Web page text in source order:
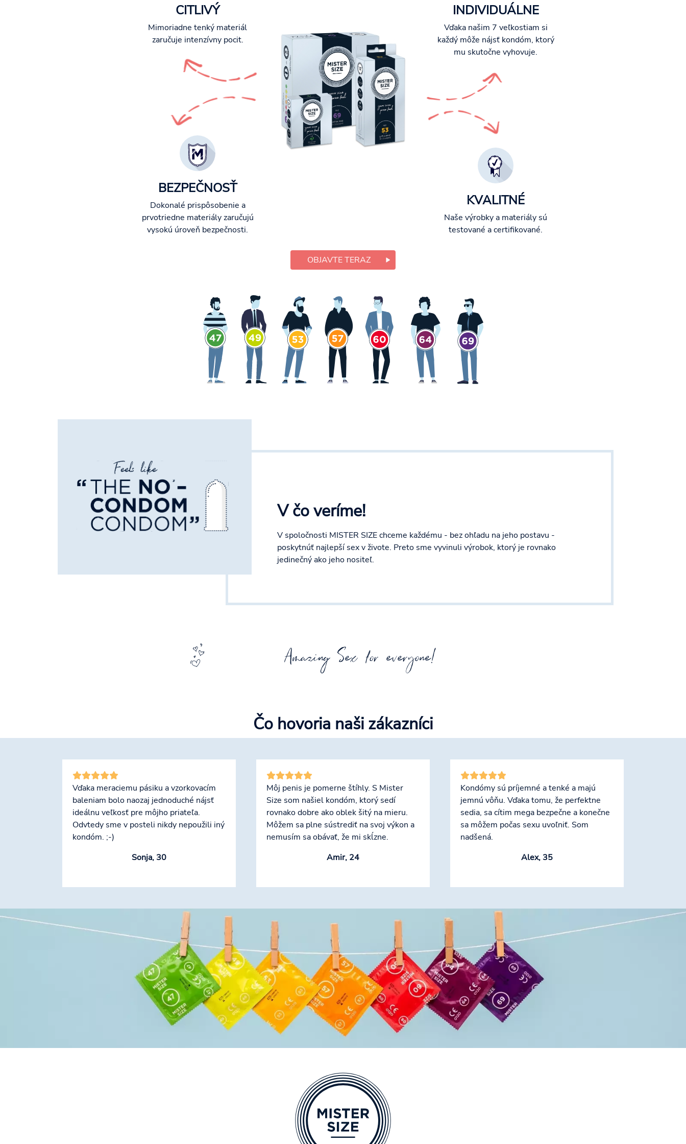
CITLIVÝ
Mimoriadne tenký materiál
zaručuje intenzívny pocit.
BEZPEČNOSŤ
Dokonalé prispôsobenie a
prvotriedne materiály zaručujú
vysokú úroveň bezpečnosti.
INDIVIDUÁLNE
Vďaka našim 7 veľkostiam si
každý môže nájsť kondóm, ktorý
mu skutočne vyhovuje.
KVALITNÉ
Naše výrobky a materiály sú
testované a certifikované.
OBJAVTE TERAZ
V čo veríme!
V spoločnosti MISTER SIZE chceme každému - bez ohľadu na jeho postavu -
poskytnúť najlepší sex v živote. Preto sme vyvinuli výrobok, ktorý je rovnako
jedinečný ako jeho nositeľ.
Amazing Sex for everyone!
Čo hovoria naši zákazníci
Vďaka meraciemu pásiku a vzorkovacím
baleniam bolo naozaj jednoduché nájsť
ideálnu veľkosť pre môjho priateľa.
Odvtedy sme v posteli nikdy nepoužili iný
kondóm. ;-)
Sonja, 30
Môj penis je pomerne štíhly. S Mister
Size som našiel kondóm, ktorý sedí
rovnako dobre ako oblek šitý na mieru.
Môžem sa plne sústrediť na svoj výkon a
nemusím sa obávať, že mi skĺzne.
Amir, 24
Kondómy sú príjemné a tenké a majú
jemnú vôňu. Vďaka tomu, že perfektne
sedia, sa cítim mega bezpečne a konečne
sa môžem počas sexu uvoľniť. Som
nadšená.
Alex, 35